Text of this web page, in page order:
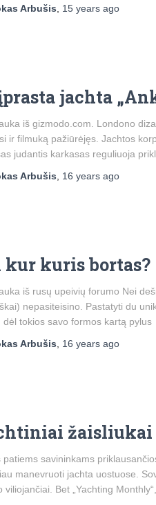
Arbušis 15 yearsago
jachta
iš gizmodo.com. Londono
ir filmuką pažiūrėjęs. Jachtos
judantis karkasas reguliuoja
Arbušis 16 yearsago
kur kuris bortas?
iš rusų upeivių forumo Nei
nepasiteisino. Pastatyti du
dėl tokios savo formos kartą pylus
Arbušis 16 yearsago
žaisliukai
patiems savininkams
manevruoti jachta uostuose.
viliojančiai. Bet „Yachting